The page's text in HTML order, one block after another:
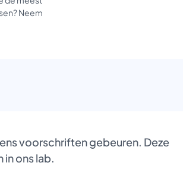
Neem
voorschriften gebeuren. Deze
ons lab.